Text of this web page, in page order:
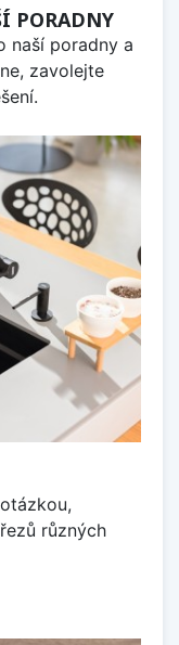
PORADNY
naší poradny a
zavolejte
různých